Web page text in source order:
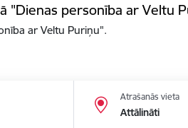
"Dienas personība ar Veltu
ar Veltu Puriņu".
Atrašanās vieta
Attālināti